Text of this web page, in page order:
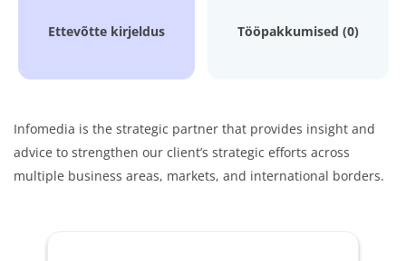
Ettevõtte kirjeldus Tööpakkumised (0)
Infomedia is the strategic partner that provides insight and
advice to strengthen our client’s strategic efforts across
multiple business areas, markets, and international borders.